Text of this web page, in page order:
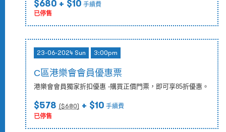
$680 + $10 手續費
已停售
23-06-2024 Sun 3:00pm
C區港樂會會員優惠票
港樂會會員獨家折扣優惠 -購買正價門票，即可享85折優惠。
$578 ($680) + $10 手續費
已停售